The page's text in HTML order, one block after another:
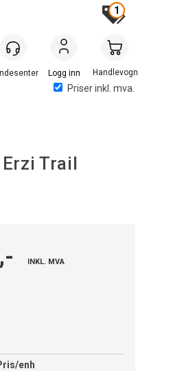
Priser inkl. mva.
Logg inn Handlevogn
1
Trail
INKL. MVA
enh